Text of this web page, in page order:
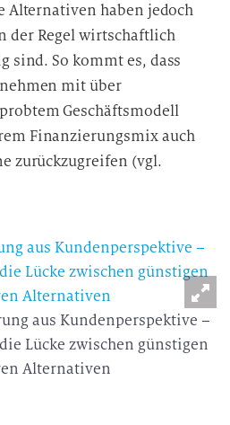
Alternativen haben jedoch
der Regel wirtschaftlich
sind. So kommt es, dass
mit über
Geschäftsmodell
Finanzierungsmix auch
zurückzugreifen (vgl.
aus Kundenperspektive –
Lücke zwischen günstigen
Alternativen